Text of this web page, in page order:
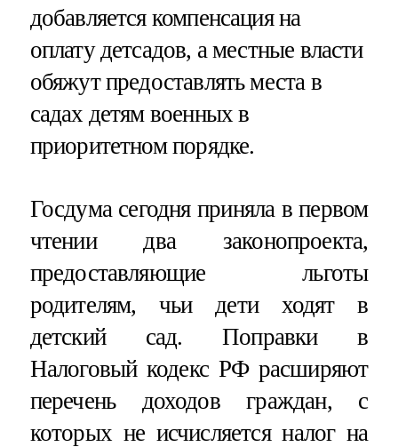
добавляется компенсация на
оплату детсадов, а местные власти
обяжут предоставлять места в
садах детям военных в
приоритетном порядке.
Госдума сегодня приняла в первом
чтении два законопроекта,
предоставляющие льготы
родителям, чьи дети ходят в
детский сад. Поправки в
Налоговый кодекс РФ расширяют
перечень доходов граждан, с
которых не исчисляется налог на